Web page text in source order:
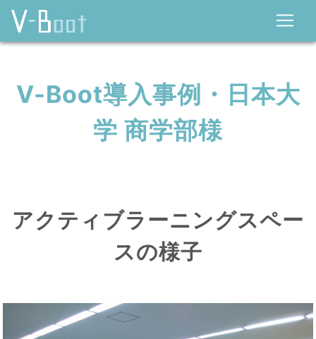
V-Boot導入事例・日本大
学 商学部様
アクティブラーニングスペー
スの様子